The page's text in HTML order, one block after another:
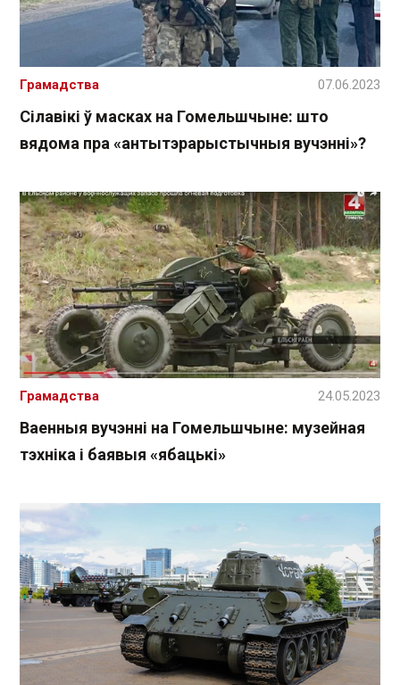
Сілавікі ў масках на Гомельшчыне: што
вядома пра «антытэрарыстычныя вучэнні»?
Грамадства 07.06.2023
Ваенныя вучэнні на Гомельшчыне: музейная
тэхніка і баявыя «ябацькі»
Грамадства 24.05.2023